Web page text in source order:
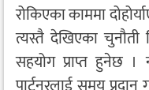
रोकिएका काममा
त्यस्तै देखिएका चुनौती
सहयोग प्राप्त हुनेछ ।